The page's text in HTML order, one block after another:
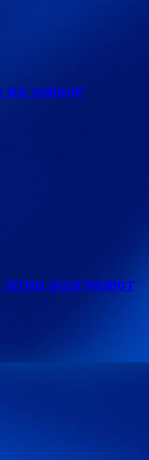
западе
птиц разгоняют